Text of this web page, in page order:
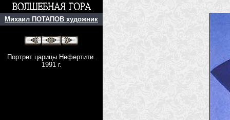
Михаил ПОТАПОВ художник
Портрет царицы Нефертити.
1991 г.